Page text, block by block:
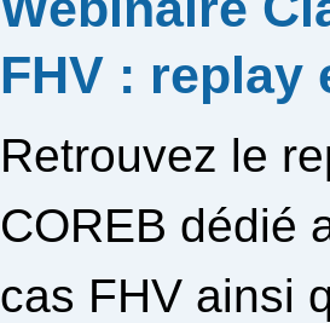
FHV : replay
Retrouvez le
COREB dédié
cas FHV ainsi